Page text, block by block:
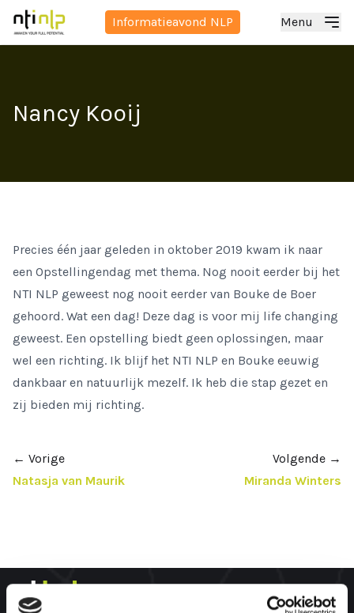
Informatieavond NLP Menu
Nancy Kooij
Precies één jaar geleden in oktober 2019 kwam ik naar
een Opstellingendag met thema. Nog nooit eerder bij het
NTI NLP geweest nog nooit eerder van Bouke de Boer
gehoord. Wat een dag! Deze dag is voor mij life changing
geweest. Een opstelling biedt geen oplossingen, maar
wel een richting. Ik blijf het NTI NLP en Bouke eeuwig
dankbaar en natuurlijk mezelf. Ik heb die stap gezet en
zij bieden mij richting.
← Vorige
Natasja van Maurik
Volgende →
Miranda Winters